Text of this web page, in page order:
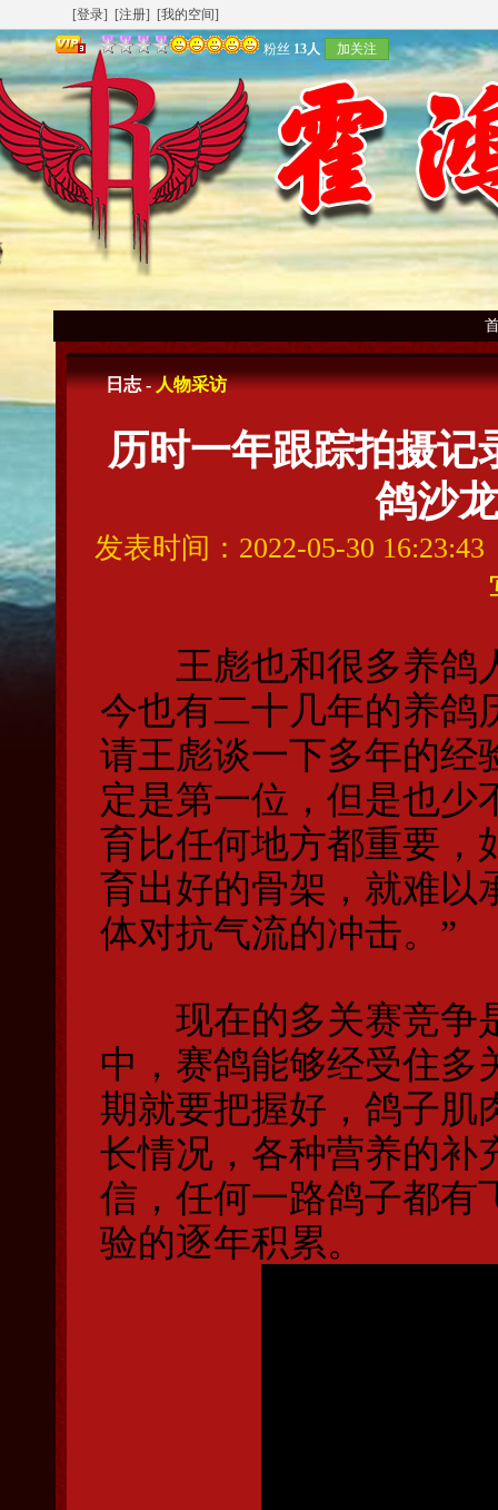
[登录] [注册] [我的空间]
粉丝 13人 加关注
日志 -人物采访
历时一年跟踪拍摄记
鸽沙
发表时间：2022-05-30
王彪也和很多养鸽
今也有二十几年的养鸽
请王彪谈一下多年的经
定是第一位，但是也少
育比任何地方都重要，
育出好的骨架，就难以
体对抗气流的冲击。”
现在的多关赛竞争
中，赛鸽能够经受住多
期就要把握好，鸽子肌
长情况，各种营养的补
信，任何一路鸽子都有
验的逐年积累。